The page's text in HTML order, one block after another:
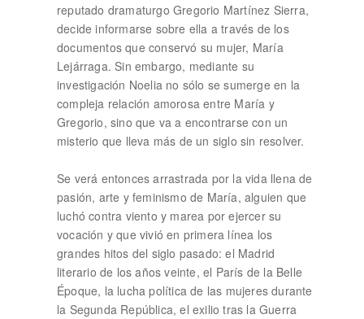
reputado dramaturgo Gregorio Martínez Sierra,
decide informarse sobre ella a través de los
documentos que conservó su mujer, María
Lejárraga. Sin embargo, mediante su
investigación Noelia no sólo se sumerge en la
compleja relación amorosa entre María y
Gregorio, sino que va a encontrarse con un
misterio que lleva más de un siglo sin resolver.
Se verá entonces arrastrada por la vida llena de
pasión, arte y feminismo de María, alguien que
luchó contra viento y marea por ejercer su
vocación y que vivió en primera línea los
grandes hitos del siglo pasado: el Madrid
literario de los años veinte, el París de la Belle
Époque, la lucha política de las mujeres durante
la Segunda República, el exilio tras la Guerra